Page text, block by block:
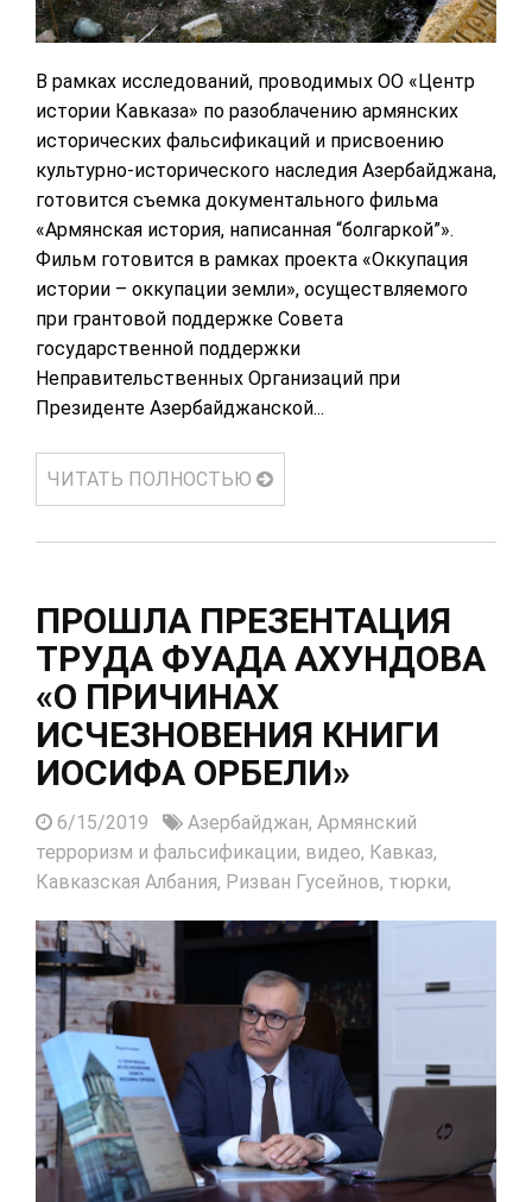
В рамках исследований, проводимых ОО «Центр
истории Кавказа» по разоблачению армянских
исторических фальсификаций и присвоению
культурно-исторического наследия Азербайджана,
готовится съемка документального фильма
«Армянская история, написанная “болгаркой”».
Фильм готовится в рамках проекта «Оккупация
истории – оккупации земли», осуществляемого
при грантовой поддержке Совета
государственной поддержки
Неправительственных Организаций при
Президенте Азербайджанской...
ЧИТАТЬ ПОЛНОСТЬЮ
ПРОШЛА ПРЕЗЕНТАЦИЯ
ТРУДА ФУАДА АХУНДОВА
«О ПРИЧИНАХ
ИСЧЕЗНОВЕНИЯ КНИГИ
ИОСИФА ОРБЕЛИ»
6/15/2019 Азербайджан, Армянский
терроризм и фальсификации, видео, Кавказ,
Кавказская Албания, Ризван Гусейнов, тюрки,